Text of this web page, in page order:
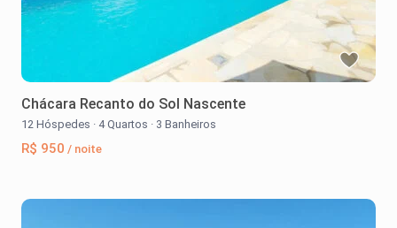
Chácara Recanto do Sol Nascente
12 Hóspedes · 4 Quartos · 3 Banheiros
R$ 950 / noite